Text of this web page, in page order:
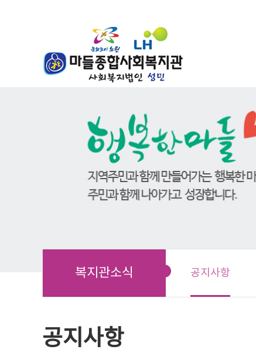
복지관소식 공지사항
공지사항